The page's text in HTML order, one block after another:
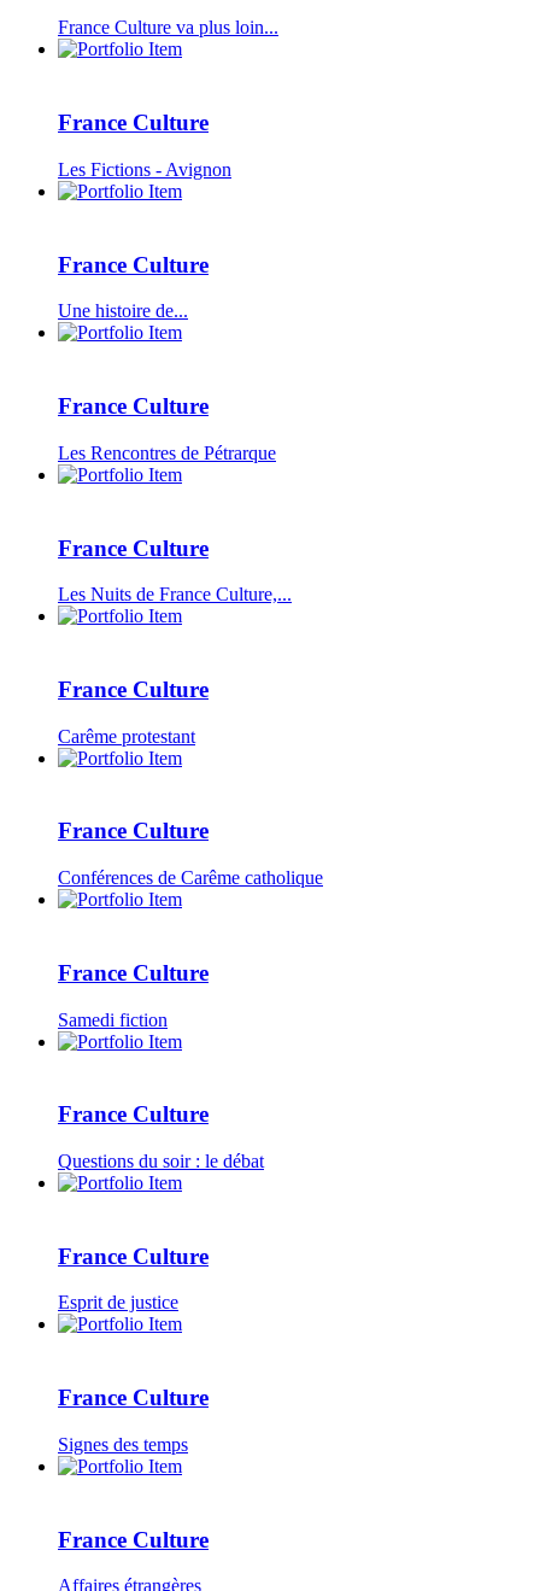
France Culture va plus loin...
France Culture
Les Fictions - Avignon
France Culture
Une histoire de...
France Culture
Les Rencontres de Pétrarque
France Culture
Les Nuits de France Culture,...
France Culture
Carême protestant
France Culture
Conférences de Carême catholique
France Culture
Samedi fiction
France Culture
Questions du soir : le débat
France Culture
Esprit de justice
France Culture
Signes des temps
France Culture
Affaires étrangères